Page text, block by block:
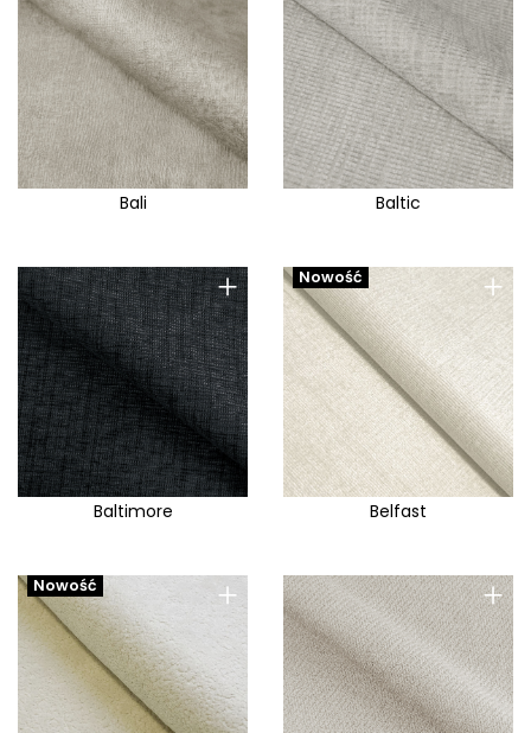
Bali Baltic
+
Baltimore
+
Nowość
Belfast
+
Nowość +